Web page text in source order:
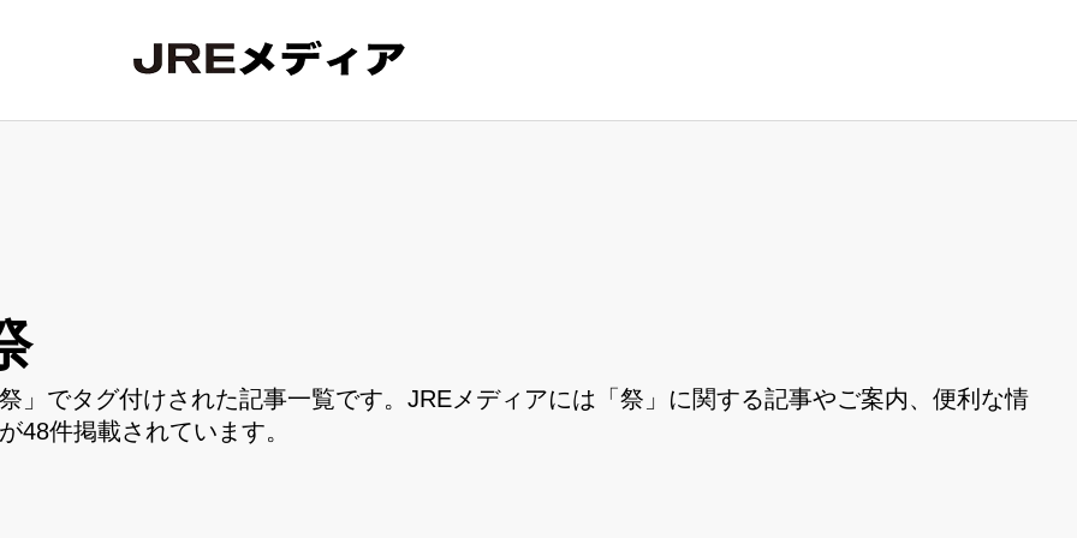
」でタグ付けされた記事一覧です。JREメディアには「祭」に関する記事やご案内、便利な情
48件掲載されています。